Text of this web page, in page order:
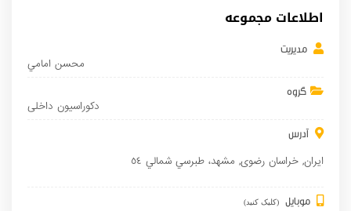
اطلاعات مجموعه
مدیریت
محسن امامي
گروه
دکوراسیون داخلی
آدرس
ایران, خراسان رضوی, مشهد، طبرسي شمالي ٥٤
موبایل (کلیک کنید)